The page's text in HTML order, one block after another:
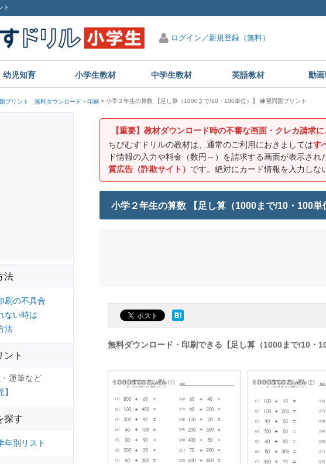
ト
ログイン／新規登録（無料）
幼児知育 小学生教材 中学生教材 英語教材 動
リント 無料ダウンロード・印刷 小学２年生の算数 【足し算（1000まで/10・100単位）】 練習問題プリント
【重要】教材ダウンロード時の不審な画面・クレカ請求
ちびむすドリルの教材は、通常のご利用におきましてはす
ド情報の入力や料金（数円～）を請求する画面が表示され
質広告（詐欺サイト） です。絶対にカード情報を入力しな
小学２年生の算数 【足し算（1000まで/10・100単
無料ダウンロード・印刷できる【足し算（1000まで/10・
法
刷の不具合
ない時は
法
ント
運筆など
探す
年別リスト